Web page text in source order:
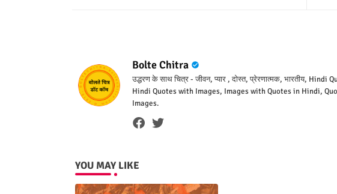
Bolte Chitra
उद्धरण के साथ चित्र - जीवन, प्यार , दोस्त, प्रेरणात्मक, भारतीय,
Hindi Quotes with Images, Images with Quotes in Hindi,
Images.
YOU MAY LIKE